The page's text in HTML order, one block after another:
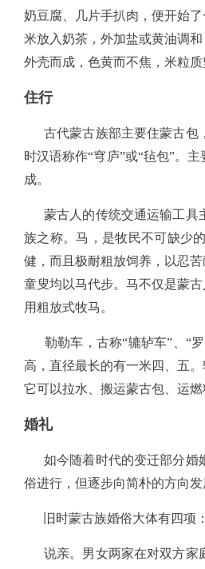
奶豆腐、几片手扒肉，便开始
米放入奶茶，外加盐或黄油调
外壳而成，色黄而不焦，米粒
住行
古代蒙古族部主要住蒙古包
时汉语称作“穹庐”或“毡包”。
成。
蒙古人的传统交通运输工具
族之称。马，是牧民不可缺少
健，而且极耐粗放饲养，以忍
童叟均以马代步。马不仅是蒙
用粗放式牧马。
勒勒车，古称“辘轳车”、“罗
高，直径最长的有一米四、五
它可以拉水、搬运蒙古包、运
婚礼
如今随着时代的变迁部分婚
俗进行，但逐步向简朴的方向发
旧时蒙古族婚俗大体有四项
说亲。男女两家在对双方家